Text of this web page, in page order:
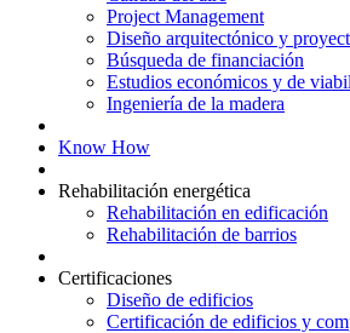
Project Management
Diseño arquitectónico y
Búsqueda de financiación
Estudios económicos y de
Ingeniería de la madera
Know How
Rehabilitación energética
Rehabilitación en edificación
Rehabilitación de barrios
Certificaciones
Diseño de edificios
Certificación de edificios y